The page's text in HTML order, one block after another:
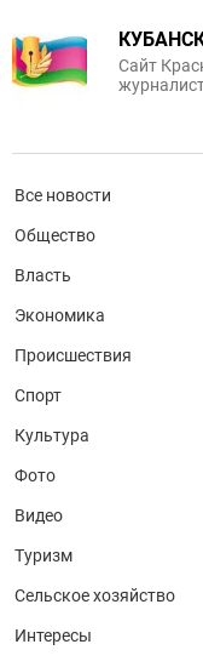
Сайт
Все новости
Общество
Власть
Экономика
Происшествия
Спорт
Культура
Фото
Видео
Туризм
Сельское хозяйство
Интересы